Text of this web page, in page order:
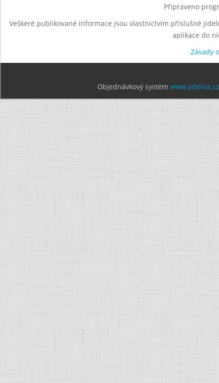
Připraveno
Veškeré publikované informace jsou vlastnictvím příslušné
aplikace do
Zásady
Objednávkový systém www.jidelna.cz